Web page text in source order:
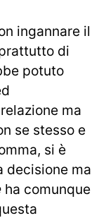
ingannare il
di
potuto
ma
se stesso e
si è
decisione ma
ha comunque